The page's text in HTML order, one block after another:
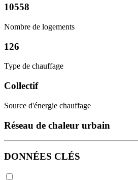
10558
Nombre de logements
126
Type de chauffage
Collectif
Source d'énergie chauffage
Réseau de chaleur urbain
DONNÉES CLÉS